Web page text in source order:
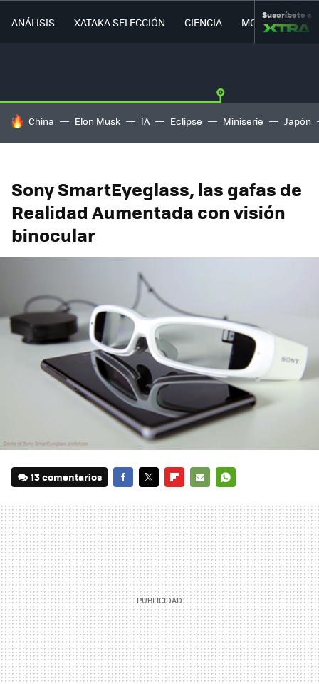
ANÁLISIS XATAKA SELECCIÓN CIENCIA MOVILIDAD
Suscríbete a
HOY SE HABLA DE
China Elon Musk IA Eclipse Miniserie Japón
Sony SmartEyeglass, las gafas de
Realidad Aumentada con visión
binocular
13 comentarios
MAIL